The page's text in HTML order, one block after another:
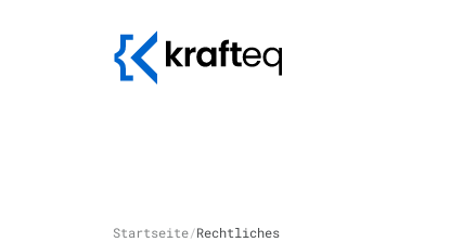
Startseite/Rechtliches